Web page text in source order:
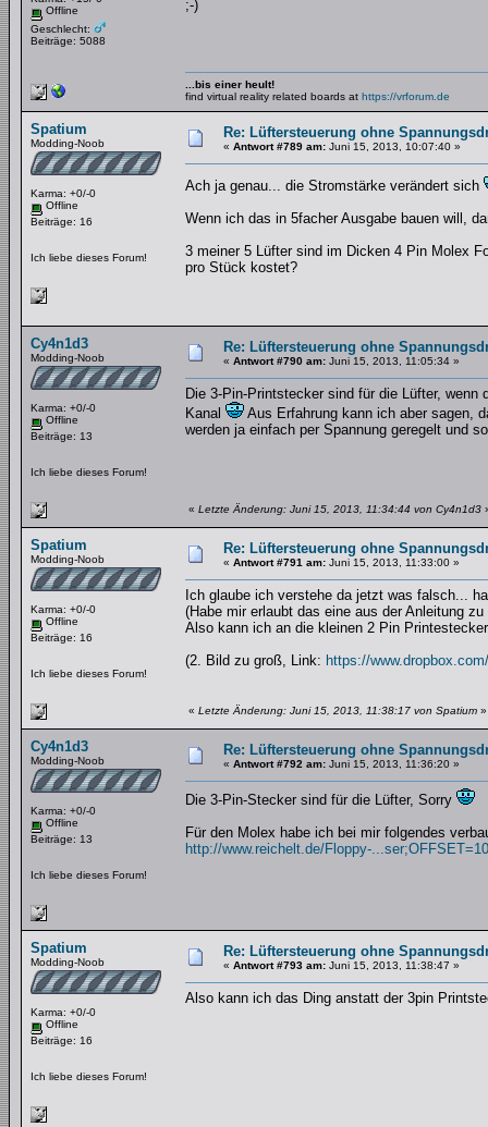
Offline
Geschlecht:
Beiträge: 5088
;-)
...bis einer heult!
find virtual reality related boards at https://vrforum.de
Spatium
Modding-Noob
Karma: +0/-0
Offline
Beiträge: 16
Ich liebe dieses Forum!
Re: Lüftersteuerung ohne
« Antwort #789 am: Juni 15, 2013, 10:07:40 »
Ach ja genau... die Stromstärke verändert sich
Wenn ich das in 5facher Ausgabe bauen will,
3 meiner 5 Lüfter sind im Dicken 4 Pin Molex
pro Stück kostet?
Cy4n1d3
Modding-Noob
Karma: +0/-0
Offline
Beiträge: 13
Ich liebe dieses Forum!
Re: Lüftersteuerung ohne
« Antwort #790 am: Juni 15, 2013, 11:05:34 »
Die 3-Pin-Printstecker sind für die Lüfter,
Kanal
Aus Erfahrung kann ich aber sagen,
werden ja einfach per Spannung geregelt und
« Letzte Änderung: Juni 15, 2013, 11:34:44 von Cy4n1d3
Spatium
Modding-Noob
Karma: +0/-0
Offline
Beiträge: 16
Ich liebe dieses Forum!
Re: Lüftersteuerung ohne
« Antwort #791 am: Juni 15, 2013, 11:33:00 »
Ich glaube ich verstehe da jetzt was falsch...
(Habe mir erlaubt das eine aus der Anleitung
Also kann ich an die kleinen 2 Pin
(2. Bild zu groß, Link: https://
« Letzte Änderung: Juni 15, 2013, 11:38:17 von Spatium »
Cy4n1d3
Modding-Noob
Karma: +0/-0
Offline
Beiträge: 13
Ich liebe dieses Forum!
Re: Lüftersteuerung ohne
« Antwort #792 am: Juni 15, 2013, 11:36:20 »
Die 3-Pin-Stecker sind für die Lüfter, Sorry
Für den Molex habe ich bei mir folgendes
http://www.reichelt.de/Floppy-
Spatium
Modding-Noob
Karma: +0/-0
Offline
Beiträge: 16
Ich liebe dieses Forum!
Re: Lüftersteuerung ohne
« Antwort #793 am: Juni 15, 2013, 11:38:47 »
Also kann ich das Ding anstatt der 3pin